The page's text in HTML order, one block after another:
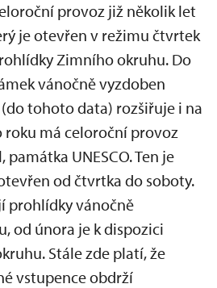
provoz již několik let
je otevřen v režimu čtvrtek
Zimního okruhu. Do
vánočně vyzdoben
tohoto data) rozšiřuje i na
roku má celoroční provoz
UNESCO. Ten je
od čtvrtka do soboty.
prohlídky vánočně
od února je k dispozici
Stále zde platí, že
vstupence obdrží